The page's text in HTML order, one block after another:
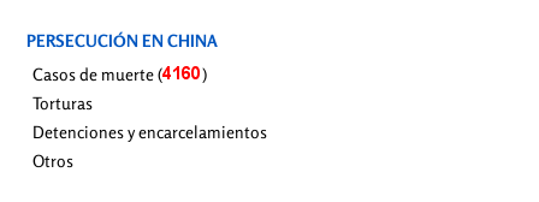
PERSECUCIÓN EN CHINA
Casos de muerte (
)
Torturas
Detenciones y encarcelamientos
Otros